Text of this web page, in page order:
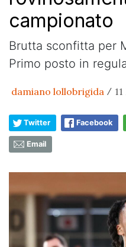
campionato
Brutta sconfitta per
Primo posto in
damiano lollobrigida /
Twitter Facebook
Email